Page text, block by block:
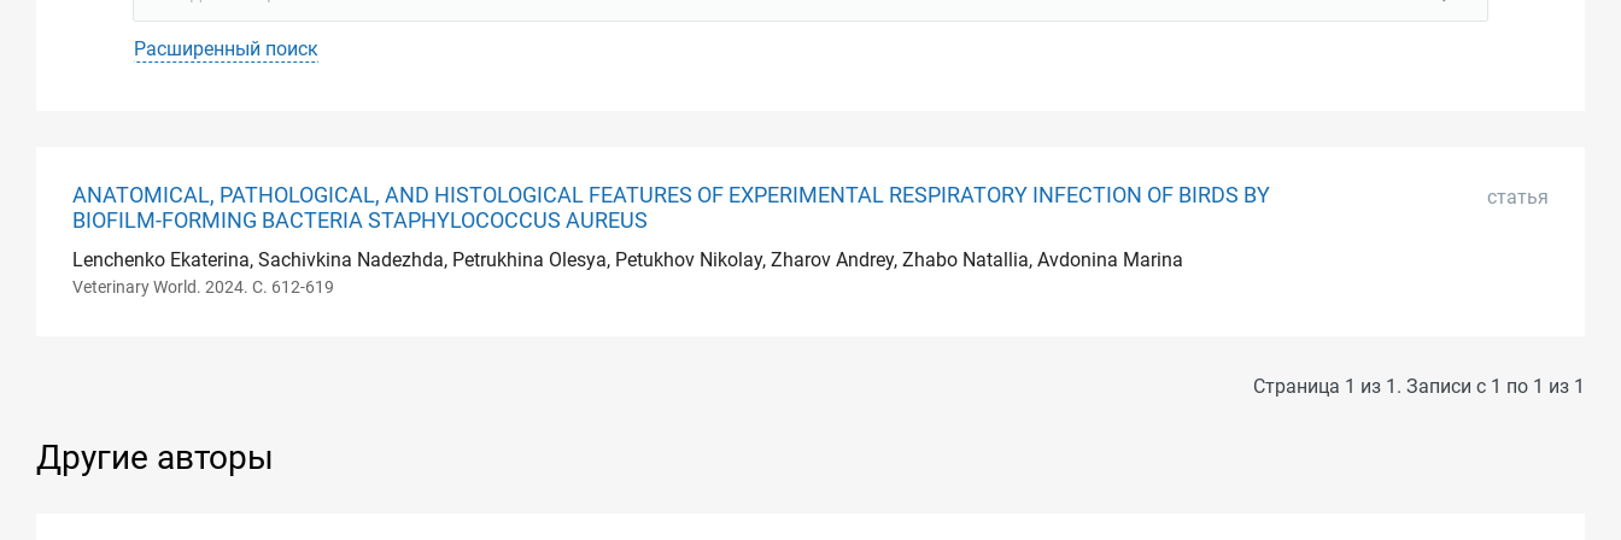
Расширенный поиск
ANATOMICAL, PATHOLOGICAL, AND HISTOLOGICAL FEATURES OF EXPERIMENTAL RESPIRATORY INFECTION OF BIRDS BY
BIOFILM-FORMING BACTERIA STAPHYLOCOCCUS AUREUS
статья
Lenchenko Ekaterina, Sachivkina Nadezhda, Petrukhina Olesya, Petukhov Nikolay, Zharov Andrey, Zhabo Natallia, Avdonina Marina
Veterinary World. 2024. С. 612-619
Страница 1 из 1. Записи с 1 по 1 из 1
Другие авторы